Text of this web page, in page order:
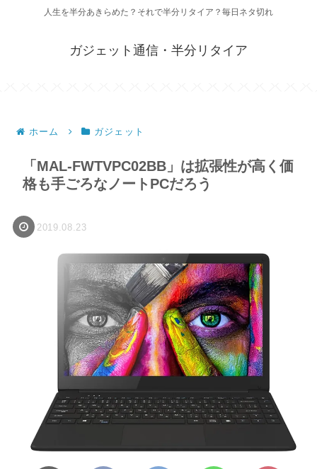
人生を半分あきらめた？それで半分リタイア？毎日ネタ切れ
ガジェット通信・半分リタイア
ホーム ガジェット
「MAL-FWTVPC02BB」は拡張性が高く価
格も手ごろなノートPCだろう
2019.08.23